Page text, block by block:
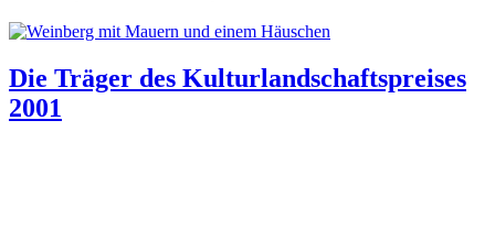
Die Träger des Kulturlandschaftspreises
2001